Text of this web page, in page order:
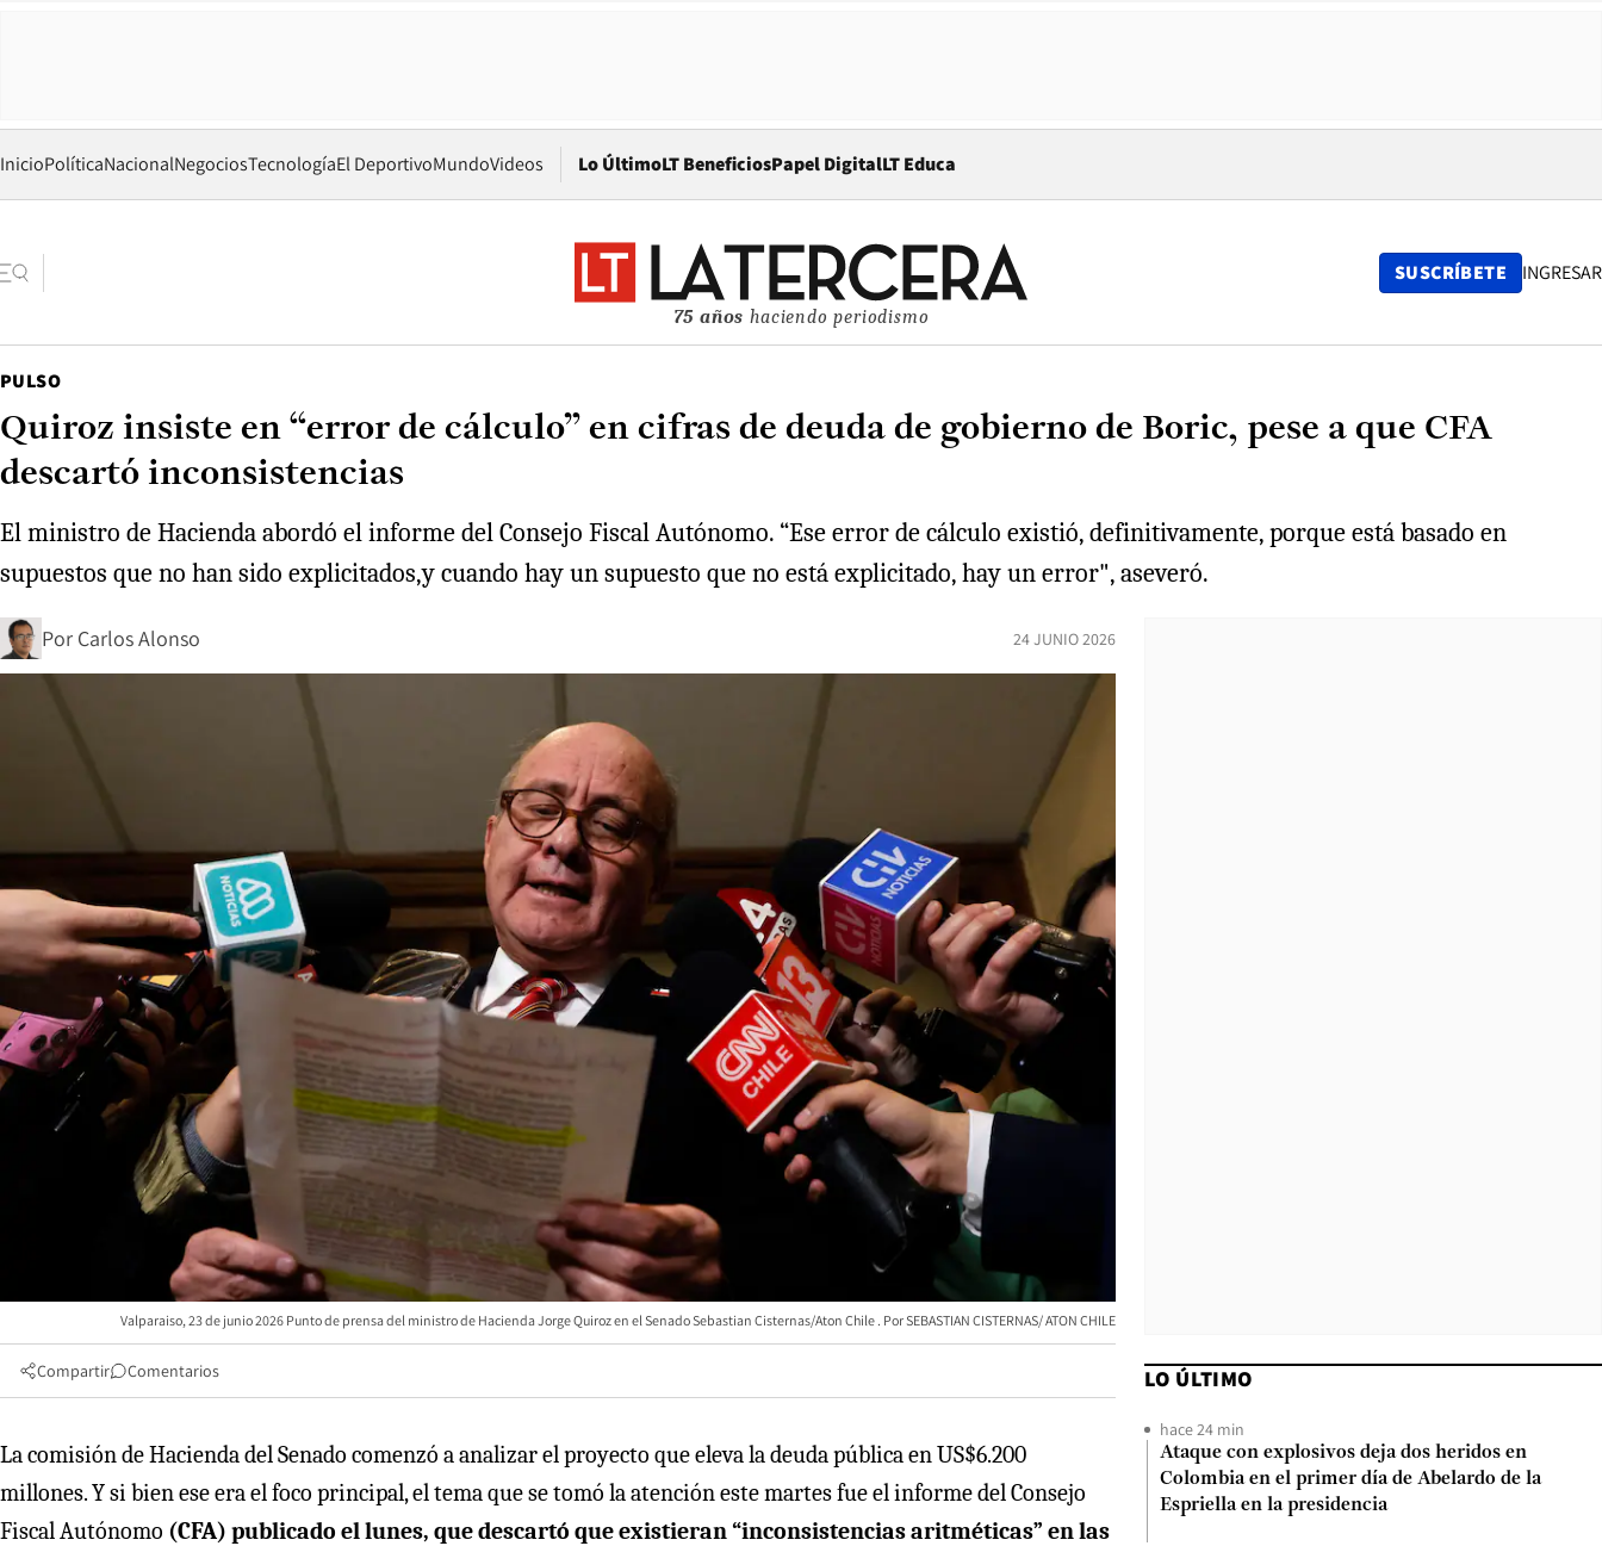
InicioPolíticaNacionalNegociosTecnologíaEl DeportivoMundoVideos Lo ÚltimoLT BeneficiosPapel DigitalOpens in new window
LT Educa
75 años haciendo periodismo
SUSCRÍBETE INGRESAR
PULSO
Quiroz insiste en “error de cálculo” en cifras de deuda de gobierno de Boric, pese a que CFA
descartó inconsistencias
El ministro de Hacienda abordó el informe del Consejo Fiscal Autónomo. “Ese error de cálculo existió, definitivamente, porque está basado en
supuestos que no han sido explicitados,y cuando hay un supuesto que no está explicitado, hay un error", aseveró.
Por Carlos Alonso 24 JUNIO 2026
Valparaiso, 23 de junio 2026 Punto de prensa del ministro de Hacienda Jorge Quiroz en el Senado Sebastian Cisternas/Aton Chile SEBASTIAN CISTERNAS/ ATON CHILE
Compartir Comentarios
La comisión de Hacienda del Senado comenzó a analizar el proyecto que eleva la deuda pública en US$6.200
millones. Y si bien ese era el foco principal, el tema que se tomó la atención este martes fue el informe del Consejo
Fiscal Autónomo (CFA) publicado el lunes, que descartó que existieran “inconsistencias aritméticas” en las
LO ÚLTIMO
hace 24 min
Ataque con explosivos deja dos heridos en
Colombia en el primer día de Abelardo de la
Espriella en la presidencia